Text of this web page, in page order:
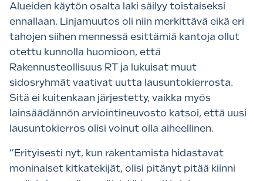
Alueiden käytön osalta laki säilyy toistaiseksi
ennallaan. Linjamuutos oli niin merkittävä eikä eri
tahojen siihen mennessä esittämiä kantoja ollut
otettu kunnolla huomioon, että
Rakennusteollisuus RT ja lukuisat muut
sidosryhmät vaativat uutta lausuntokierrosta.
Sitä ei kuitenkaan järjestetty, vaikka myös
lainsäädännön arviointineuvosto katsoi, että uusi
lausuntokierros olisi voinut olla aiheellinen.
”Erityisesti nyt, kun rakentamista hidastavat
moninaiset kitkatekijät, olisi pitänyt pitää kiinni